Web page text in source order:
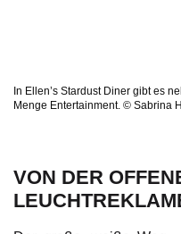
In Ellen’s Stardust Diner gibt es
Menge Entertainment. © Sabrina
VON DER